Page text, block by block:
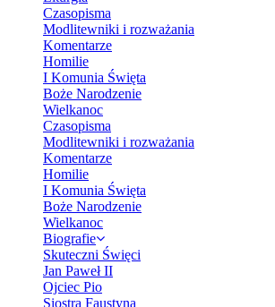
Czasopisma
Modlitewniki i rozważania
Komentarze
Homilie
I Komunia Święta
Boże Narodzenie
Wielkanoc
Czasopisma
Modlitewniki i rozważania
Komentarze
Homilie
I Komunia Święta
Boże Narodzenie
Wielkanoc
Biografie
Skuteczni Święci
Jan Paweł II
Ojciec Pio
Siostra Faustyna